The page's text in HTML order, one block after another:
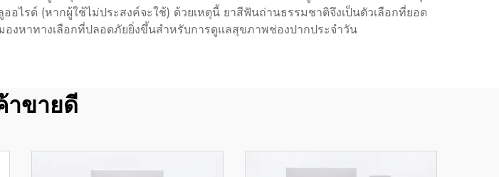
ไรด์ (หากผู้ใช้ไม่ประสงค์จะใช้) ด้วยเหตุนี้ ยาสีฟันถ่านธรรมชาติจึงเป็นตัวเลือกที่ยอด
งหาทางเลือกที่ปลอดภัยยิ่งขึ้นสำหรับการดูแลสุขภาพช่องปากประจำวัน
ขายดี